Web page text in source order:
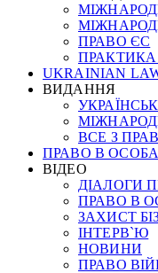
ПРАВО ЄС
UKRAINIAN
ВИДАННЯ
ВСЕ З
ПРАВО В
ВІДЕО
ДІАЛОГИ
ПРАВО В
ЗАХИСТ
ІНТЕРВ`Ю
НОВИНИ
ПРАВО